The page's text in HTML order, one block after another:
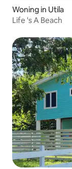
Woning in Utila
Life 's A Beach